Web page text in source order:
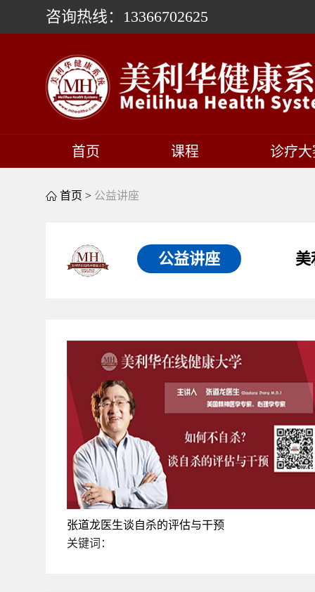
咨询热线：13366702625
首页 课程 诊疗
首页 > 公益讲座
公益讲座 美
张道龙医生谈自杀的评估与干预
关键词：